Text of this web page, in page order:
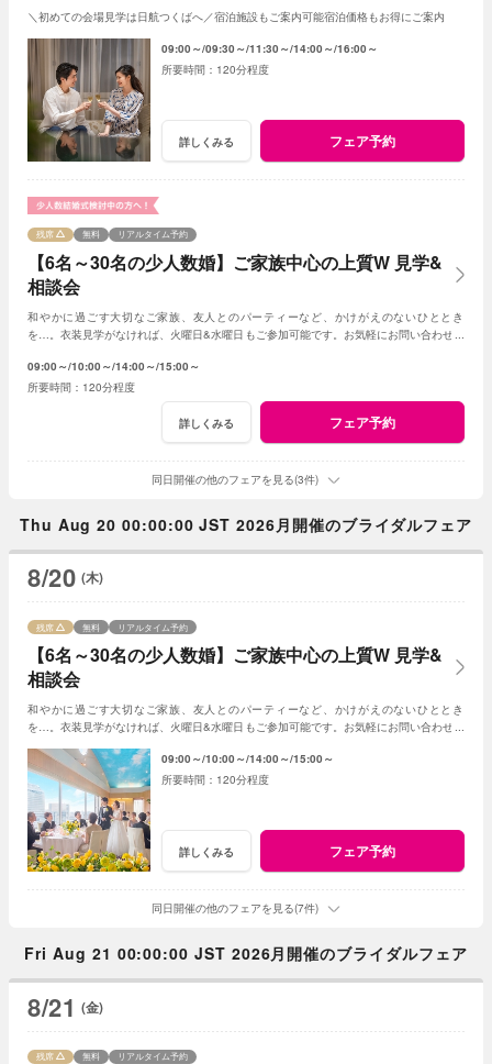
＼初めての会場見学は日航つくばへ／宿泊施設もご案内可能宿泊価格もお得にご案内
09:00～ 09:30～ 11:30～ 14:00～ 16:00～
120分程度
詳しくみる フェア予約
【6名～30名の少人数婚】ご家族中心の上質W 見学&
相談会
残席 無料 リアルタイム予約
和やかに過ごす大切なご家族、友人とのパーティーなど、かけがえのないひととき
を…。衣装見学がなければ、火曜日&水曜日もご参加可能です。お気軽にお問い合わせく
09:00～ 10:00～ 14:00～ 15:00～
120分程度
詳しくみる フェア予約
同日開催の他のフェアを見る(3件)
Thu Aug 20 00:00:00 JST 2026月開催のブライダルフェア
8/20 (木)
【6名～30名の少人数婚】ご家族中心の上質W 見学&
相談会
残席 無料 リアルタイム予約
和やかに過ごす大切なご家族、友人とのパーティーなど、かけがえのないひととき
を…。衣装見学がなければ、火曜日&水曜日もご参加可能です。お気軽にお問い合わせく
09:00～ 10:00～ 14:00～ 15:00～
120分程度
詳しくみる フェア予約
同日開催の他のフェアを見る(7件)
Fri Aug 21 00:00:00 JST 2026月開催のブライダルフェア
8/21 (金)
残席 無料 リアルタイム予約